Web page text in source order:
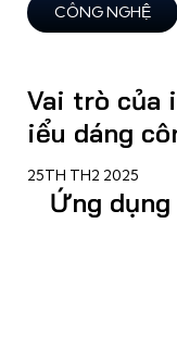
CÔNG NGHỆ
Vai trò của
iểu dáng
25TH TH2 2025
Ứng